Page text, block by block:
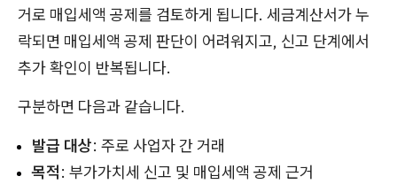
거로 매입세액 공제를 검토하게 됩니다. 세금계산서가 누
락되면 매입세액 공제 판단이 어려워지고, 신고 단계에서
추가 확인이 반복됩니다.
구분하면 다음과 같습니다.
발급 대상: 주로 사업자 간 거래
목적: 부가가치세 신고 및 매입세액 공제 근거